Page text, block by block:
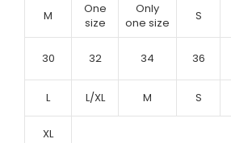
M
One
size
Only
one size
S
30 32 34 36
L L/XL M S
XL